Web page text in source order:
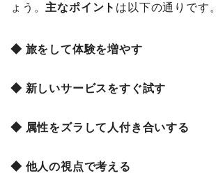
ょう。 主なポイント は以下の通りです。
◆ 旅をして体験を増やす
◆ 新しいサービスをすぐ試す
◆ 属性をズラして人付き合いする
◆ 他人の視点で考える